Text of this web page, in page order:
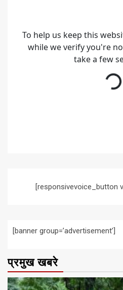
[responsivevoice_button
[banner group=’advertisement’]
प्रमुख खबरे